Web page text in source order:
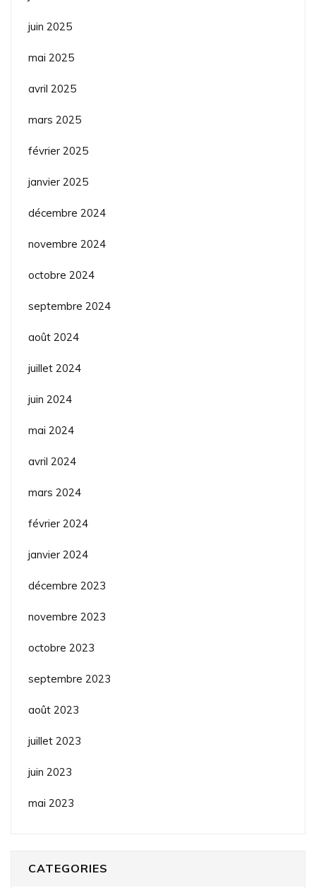
juin 2025
mai 2025
avril 2025
mars 2025
février 2025
janvier 2025
décembre 2024
novembre 2024
octobre 2024
septembre 2024
août 2024
juillet 2024
juin 2024
mai 2024
avril 2024
mars 2024
février 2024
janvier 2024
décembre 2023
novembre 2023
octobre 2023
septembre 2023
août 2023
juillet 2023
juin 2023
mai 2023
CATEGORIES